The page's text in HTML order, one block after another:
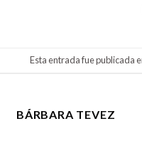
Esta entrada fue publicada
BÁRBARA TEVEZ